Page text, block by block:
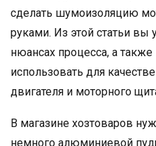
сделать шумоизоляцию
руками. Из этой статьи вы
нюансах процесса, а
использовать для
двигателя и моторного
В магазине хозтоваров
немного алюминиевой